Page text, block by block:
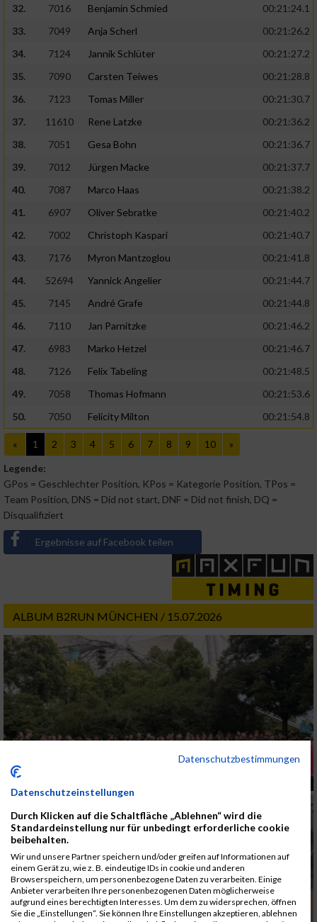
32.
7016 Benjamin Schmied
00:21:24.1
33.
7049 Anja Scherl
00:21:26.2
34.
7124 Jannik Schlüter
00:21:27.2
35.
7090 Carsten Teiwes
00:21:28.8
36.
7123 Tomas Miller
00:21:30.7
37.
11610 Rene Latzke
00:21:36.2
38.
7051 Gesa Bohn
00:21:36.7
39.
7012 Jürgen Macke
00:21:37.7
40.
7087 Marco Haas
00:21:38.2
41.
6907 Oliver Sebratke
00:21:40.2
42.
7002 Christoph Kaspari
00:21:40.7
43.
7176 Myron Mantzoglou
00:21:41.8
44.
52694 Yannick Angelier
00:21:44.7
45.
7145 André Grafe
00:21:44.8
46.
7110 Jan Parnitzke
00:21:46.2
47.
6983 Marko Hetzel
00:21:46.7
48.
7126 Felix Tabeling
00:21:48.5
49.
7058 Thomas Hofmann
00:21:53.6
50.
7050 Felicity Milton 00:21:54.8
« 1 2 3 4 5 6 7 8 9 10
»
Legende:
GPos = Geschlechter Position, KPos = Kategorie Position, TPos =
Team Position, DNS = Did not start, DNF = Did not finish, DQ =
Disqualifiziert
Ergebnisse auf Facebook teilen
ALBUM B2RUN MÜNCHEN / 15.07.2026
Datenschutzbestimmungen
Datenschutzeinstellungen
Durch Klicken auf die Schaltfläche „Ablehnen“ wird die
Standardeinstellung nur für unbedingt erforderliche cookie
beibehalten.
Wir und unsere Partner speichern und/oder greifen auf Informationen auf
einem Gerät zu, wie z. B. eindeutige IDs in cookie und anderen
Browserspeichern, um personenbezogene Daten zu verarbeiten. Einige
Anbieter verarbeiten Ihre personenbezogenen Daten möglicherweise
aufgrund eines berechtigten Interesses. Um dem zu widersprechen, öffnen
Sie die „Einstellungen“. Sie können Ihre Einstellungen akzeptieren, ablehnen